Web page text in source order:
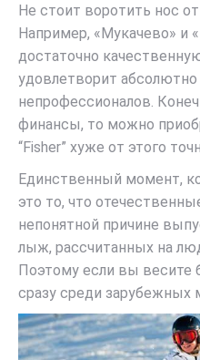
Не стоит воротить нос
Например, «Мукачево» и
достаточно
удовлетворит
непрофессионалов.
финансы, то можно
“Fisher” хуже от этого
Единственный момент,
это то, что
непонятной причине
лыж, рассчитанных на
Поэтому если вы весите
сразу среди зарубежных